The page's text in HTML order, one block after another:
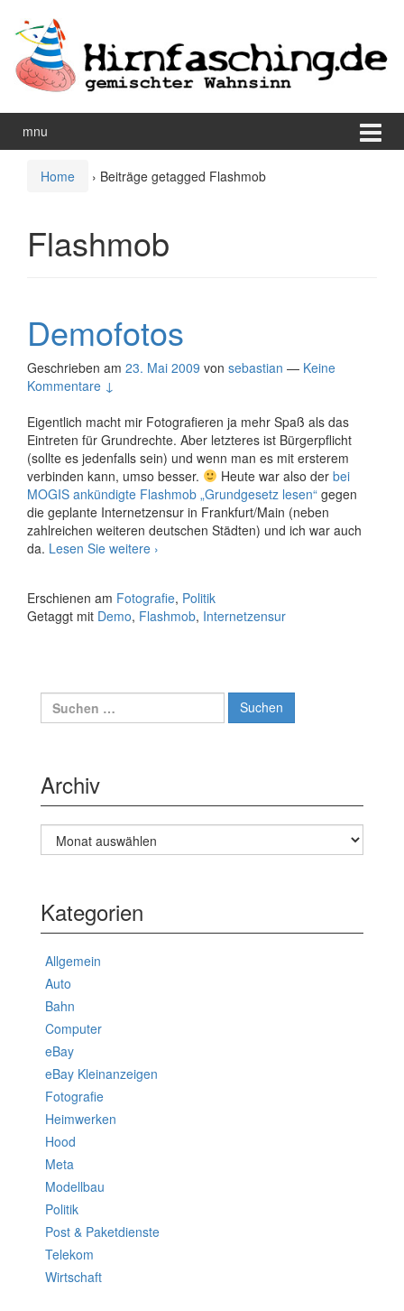
Inhalt
wechseln
Hauptmenü
springen
mnu
Home › Beiträge getagged Flashmob
Flashmob
Demofotos
Geschrieben am 23. Mai 2009 von sebastian — Keine
Kommentare ↓
Eigentlich macht mir Fotografieren ja mehr Spaß als das
Eintreten für Grundrechte. Aber letzteres ist Bürgerpflicht
(sollte es jedenfalls sein) und wenn man es mit ersterem
verbinden kann, umso besser.
Heute war also der bei
MOGIS ankündigte Flashmob „Grundgesetz lesen“ gegen
die geplante Internetzensur in Frankfurt/Main (neben
zahlreichen weiteren deutschen Städten) und ich war auch
da. Lesen Sie weitere Demofotos
›
Erschienen am Fotografie, Politik
Getaggt mit Demo, Flashmob, Internetzensur
Suche
nach:
Archiv
Archiv
Kategorien
Allgemein
Auto
Bahn
Computer
eBay
eBay Kleinanzeigen
Fotografie
Heimwerken
Hood
Meta
Modellbau
Politik
Post & Paketdienste
Telekom
Wirtschaft